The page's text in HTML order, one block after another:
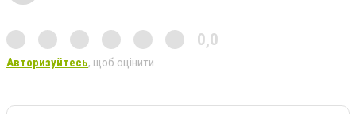
0,0
Авторизуйтесь, щоб оцінити